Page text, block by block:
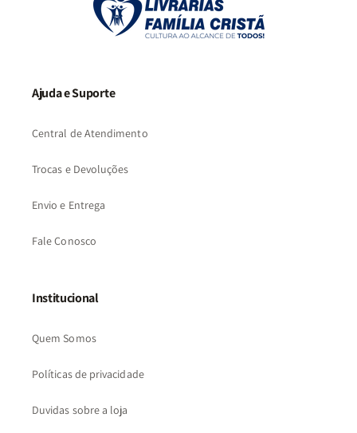
Ajuda e Suporte
Central de Atendimento
Trocas e Devoluções
Envio e Entrega
Fale Conosco
Institucional
Quem Somos
Políticas de privacidade
Duvidas sobre a loja